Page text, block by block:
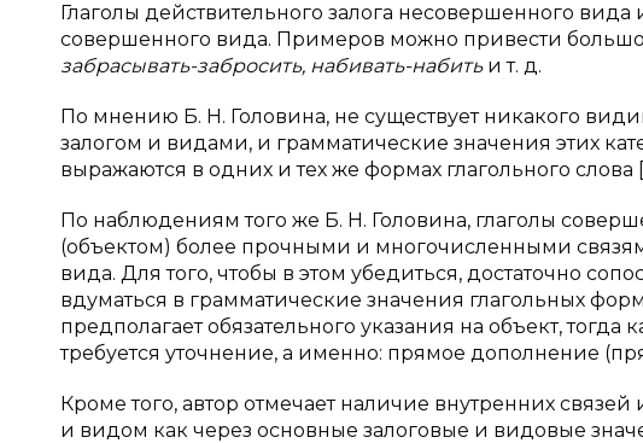
Глаголы действительного залога несовершенного
совершенного вида. Примеров можно привести
забрасывать-забросить, набивать-набить и т. д.
По мнению Б. Н. Головина, не существует никакого
залогом и видами, и грамматические значения этих
выражаются в одних и тех же формах глагольного слова
По наблюдениям того же Б. Н. Головина, глаголы
(объектом) более прочными и многочисленными
вида. Для того, чтобы в этом убедиться, достаточно
вдуматься в грамматические значения глагольных
предполагает обязательного указания на объект,
требуется уточнение, а именно: прямое дополнение
Кроме того, автор отмечает наличие внутренних
и видом как через основные залоговые и видовые